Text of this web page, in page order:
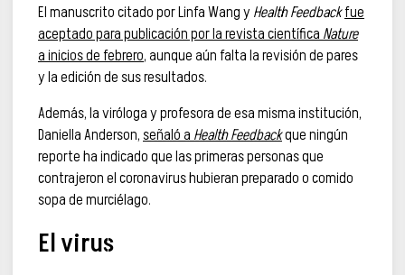
El manuscrito citado por Linfa Wang y Health Feedbackfue
aceptado para publicación por la revista científica Nature
a inicios de febrero, aunque aún falta la revisión de pares
y la edición de sus resultados.
Además, la viróloga y profesora de esa misma institución,
Daniella Anderson,señaló aHealth Feedbackque ningún
reporte ha indicado que las primeras personas que
contrajeron el coronavirus hubieran preparado o comido
sopa de murciélago.
El virus